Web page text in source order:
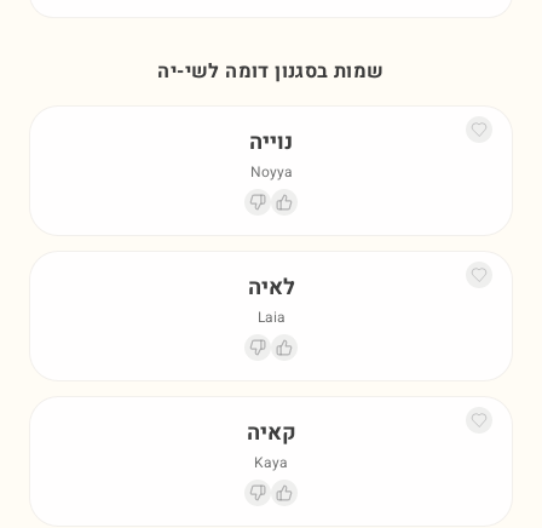
שמות בסגנון דומה לשי-יה
נוייה
Noyya
לאיה
Laia
קאיה
Kaya